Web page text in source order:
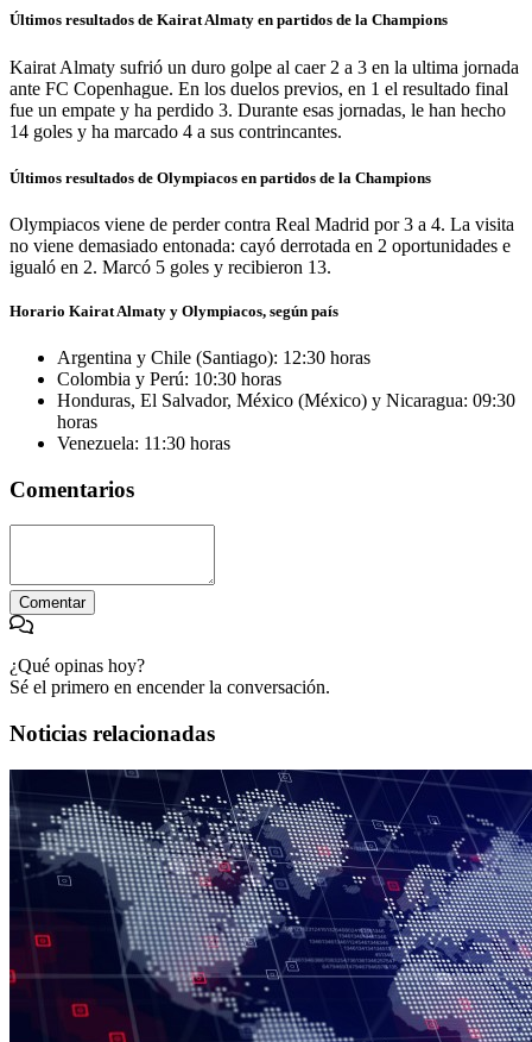
Últimos resultados de Kairat Almaty en partidos de la Champions
Kairat Almaty sufrió un duro golpe al caer 2 a 3 en la ultima jornada
ante FC Copenhague. En los duelos previos, en 1 el resultado final
fue un empate y ha perdido 3. Durante esas jornadas, le han hecho
14 goles y ha marcado 4 a sus contrincantes.
Últimos resultados de Olympiacos en partidos de la Champions
Olympiacos viene de perder contra Real Madrid por 3 a 4. La visita
no viene demasiado entonada: cayó derrotada en 2 oportunidades e
igualó en 2. Marcó 5 goles y recibieron 13.
Horario Kairat Almaty y Olympiacos, según país
Argentina y Chile (Santiago): 12:30 horas
Colombia y Perú: 10:30 horas
Honduras, El Salvador, México (México) y Nicaragua: 09:30
horas
Venezuela: 11:30 horas
Comentarios
Comentar
¿Qué opinas hoy?
Sé el primero en encender la conversación.
Noticias relacionadas